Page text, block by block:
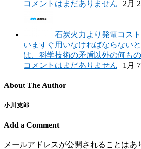
コメントはまだありません | 2月
石炭火力より発電コス
いますぐ用いなければならない
は、科学技術の矛盾以外の何も
コメントはまだありません | 1月
About The Author
小川克郎
Add a Comment
メールアドレスが公開されることはあ